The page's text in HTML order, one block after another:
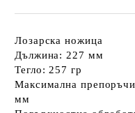
Лозарска ножица
Дължина: 227 мм
Тегло: 257 гр
Максимална
мм